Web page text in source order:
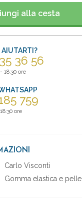
alla cesta
AIUTARTI?
36 56
18:30 ore
759
ore
Carlo Visconti
Gomma elastica e pelle